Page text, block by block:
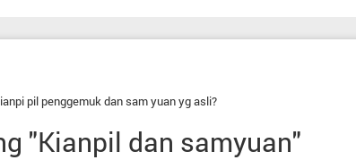
pil penggemuk dan sam yuan yg asli?
"Kianpil dan samyuan"